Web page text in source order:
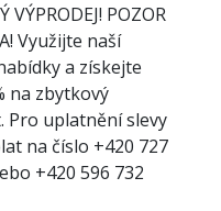
VÝPRODEJ! POZOR
Využijte naší
a získejte
na zbytkový
Pro uplatnění slevy
na číslo +420 727
+420 596 732